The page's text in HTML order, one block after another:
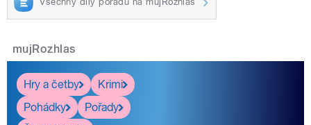
mujRozhlas
Hry a četby
Krimi
Pohádky
Pořady